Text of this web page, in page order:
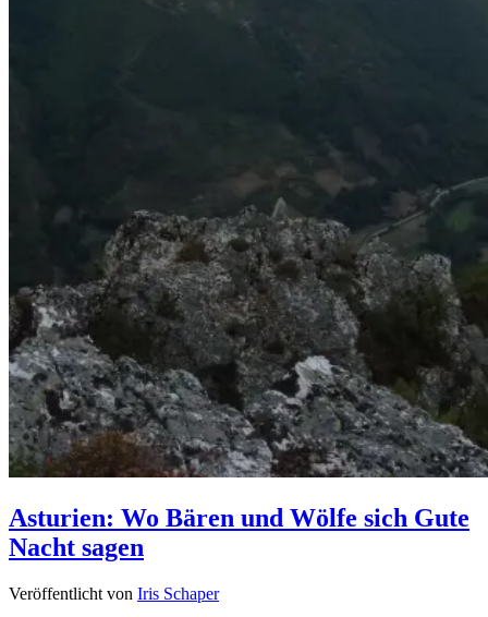
Asturien: Wo Bären und Wölfe sich Gute
Nacht sagen
Veröffentlicht von Iris Schaper